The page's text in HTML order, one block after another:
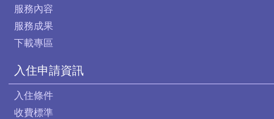
服務內容
服務成果
下載專區
入住申請資訊
入住條件
收費標準